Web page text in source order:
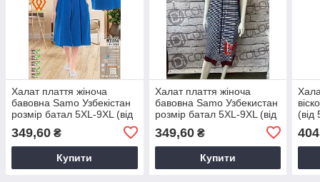
Халат плаття жіноча
бавовна Samo Узбекiстан
розмір батал 5XL-9XL (від
349,60 ₴
Купити
Халат плаття жіноча
бавовна Samo Узбекистан
розмір батал 5XL-9XL (від
349,60₴
Купити
(від